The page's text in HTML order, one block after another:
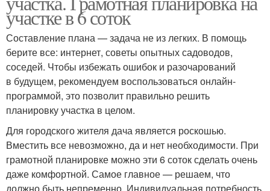
участке в 6 соток
Составление плана — задача не из легких. В помощь
берите все: интернет, советы опытных садоводов,
соседей. Чтобы избежать ошибок и разочарований
в будущем, рекомендуем воспользоваться онлайн-
программой, это позволит правильно решить
планировку участка в целом.
Для городского жителя дача является роскошью.
Вместить все невозможно, да и нет необходимости. При
грамотной планировке можно эти 6 соток сделать очень
даже комфортной. Самое главное — решаем, что